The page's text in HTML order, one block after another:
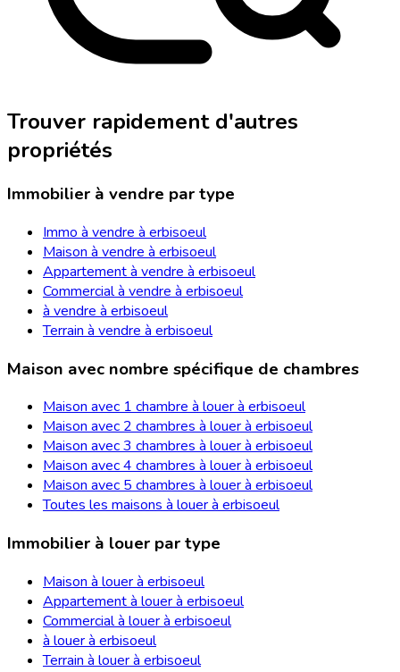
Trouver rapidement d'autres
propriétés
Immobilier à vendre par type
Immo à vendre à erbisoeul
Maison à vendre à erbisoeul
Appartement à vendre à erbisoeul
Commercial à vendre à erbisoeul
à vendre à erbisoeul
Terrain à vendre à erbisoeul
Maison avec nombre spécifique de chambres
Maison avec 1 chambre à louer à erbisoeul
Maison avec 2 chambres à louer à erbisoeul
Maison avec 3 chambres à louer à erbisoeul
Maison avec 4 chambres à louer à erbisoeul
Maison avec 5 chambres à louer à erbisoeul
Toutes les maisons à louer à erbisoeul
Immobilier à louer par type
Maison à louer à erbisoeul
Appartement à louer à erbisoeul
Commercial à louer à erbisoeul
à louer à erbisoeul
Terrain à louer à erbisoeul